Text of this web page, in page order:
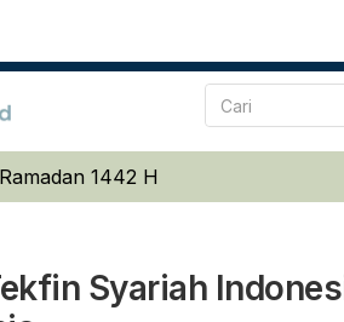
1442 H
Syariah